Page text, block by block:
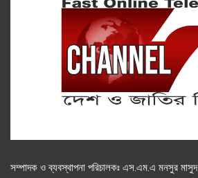
সম্পাদক ও ব্যবস্থাপনা পরিচালকঃ এস.এম.এ মনসুর মাসুদ